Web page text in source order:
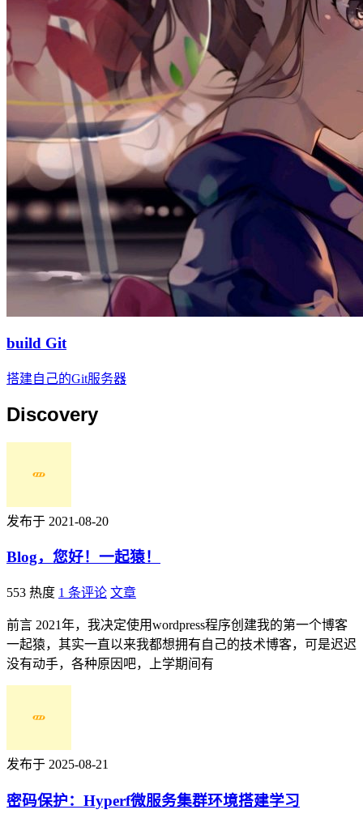
build Git
搭建自己的Git服务器
Discovery
发布于 2021-08-20
Blog，您好！一起猿！
553 热度 1 条评论 文章
前言 2021年，我决定使用wordpress程序创建我的第一个博客
一起猿，其实一直以来我都想拥有自己的技术博客，可是迟迟
没有动手，各种原因吧，上学期间有
发布于 2025-08-21
密码保护：Hyperf微服务集群环境搭建学习